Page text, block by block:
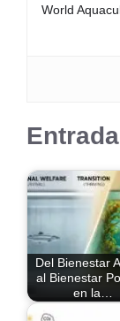
World
Del Bienestar
al Bienestar
en la…